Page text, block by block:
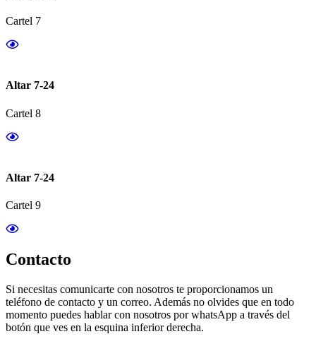
Cartel 7
Altar 7-24
Cartel 8
Altar 7-24
Cartel 9
Contacto
Si necesitas comunicarte con nosotros te proporcionamos un
teléfono de contacto y un correo. Además no olvides que en todo
momento puedes hablar con nosotros por whatsApp a través del
botón que ves en la esquina inferior derecha.